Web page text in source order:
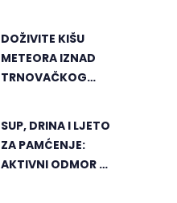
DOŽIVITE KIŠU
METEORA IZNAD
TRNOVAČKOG
SUP, DRINA I LJETO
ZA PAMĆENJE:
AKTIVNI ODMOR U